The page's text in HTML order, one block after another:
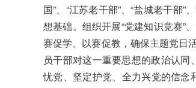
国”、“江苏老干部”、“盐城老干部
想基础。组织开展“党建知识竞赛”
赛促学、以赛促教，确保主题党日
员干部对这一重要思想的政治认
忧党、坚定护党、全力兴党的信念